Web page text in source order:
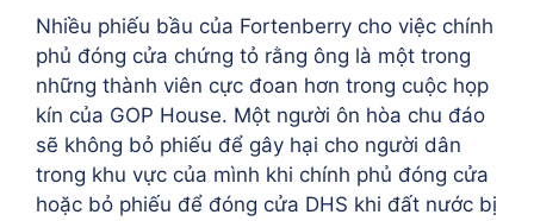
Nhiều phiếu bầu của Fortenberry cho việc chính
phủ đóng cửa chứng tỏ rằng ông là một trong
những thành viên cực đoan hơn trong cuộc họp
kín của GOP House. Một người ôn hòa chu đáo
sẽ không bỏ phiếu để gây hại cho người dân
trong khu vực của mình khi chính phủ đóng cửa
hoặc bỏ phiếu để đóng cửa DHS khi đất nước bị